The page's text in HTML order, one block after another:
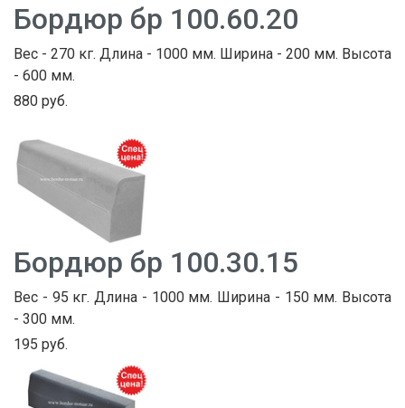
Бордюр бр 100.60.20
Вес - 270 кг. Длина - 1000 мм. Ширина - 200 мм. Высота
- 600 мм.
880 руб.
Бордюр бр 100.30.15
Вес - 95 кг. Длина - 1000 мм. Ширина - 150 мм. Высота
- 300 мм.
195 руб.